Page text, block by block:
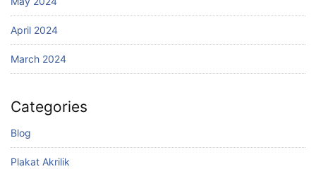
April 2024
March 2024
Categories
Blog
Plakat Akrilik